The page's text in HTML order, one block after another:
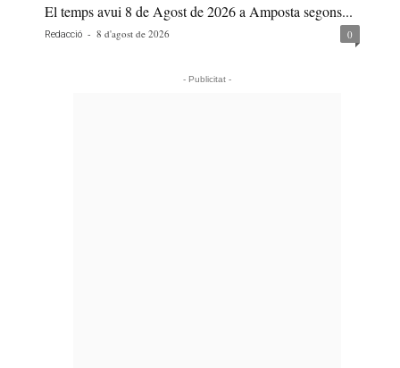
El temps avui 8 de Agost de 2026 a Amposta segons...
Redacció - 8 d'agost de 2026 0
- Publicitat -